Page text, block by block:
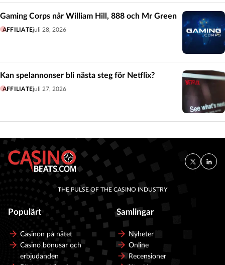
Gaming Corps når William Hill, 888 och Mr Green
AFFILIATEjuli 28, 2026
Kan spelannonser bli nästa steg för Netflix?
AFFILIATEjuli 27, 2026
THE PULSE OF THE CASINO INDUSTRY
Populärt
Casinon på nätet
Casino bonusar och
erbjudanden
Samlingar
Nyheter
Online
Recensioner